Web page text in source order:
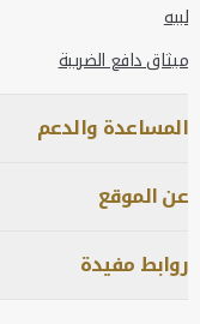
لبيه
ميثاق دافع الضريبة
المساعدة والدعم
عن الموقع
روابط مفيدة